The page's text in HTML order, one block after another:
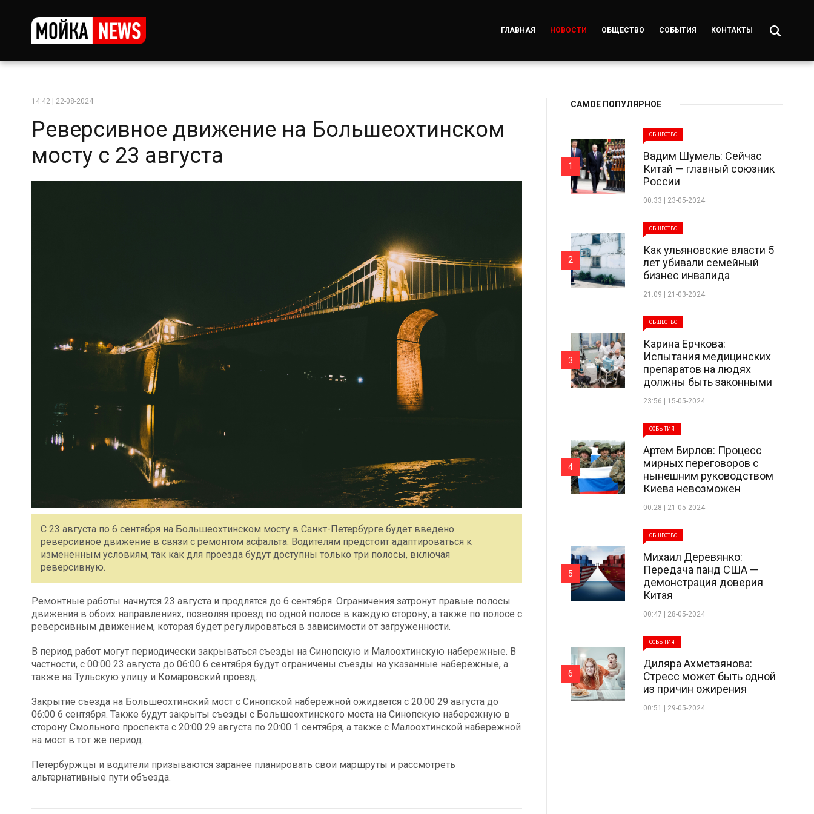
ГЛАВНАЯ НОВОСТИ ОБЩЕСТВО СОБЫТИЯ КОНТАКТЫ
14:42 | 22-08-2024
Реверсивное движение на Большеохтинском
мосту с 23 августа
С 23 августа по 6 сентября на Большеохтинском мосту в Санкт-Петербурге будет введено
реверсивное движение в связи с ремонтом асфальта. Водителям предстоит адаптироваться к
измененным условиям, так как для проезда будут доступны только три полосы, включая
реверсивную.
Ремонтные работы начнутся 23 августа и продлятся до 6 сентября. Ограничения затронут правые полосы
движения в обоих направлениях, позволяя проезд по одной полосе в каждую сторону, а также по полосе с
реверсивным движением, которая будет регулироваться в зависимости от загруженности.
В период работ могут периодически закрываться съезды на Синопскую и Малоохтинскую набережные. В
частности, с 00:00 23 августа до 06:00 6 сентября будут ограничены съезды на указанные набережные, а
также на Тульскую улицу и Комаровский проезд.
Закрытие съезда на Большеохтинский мост с Синопской набережной ожидается с 20:00 29 августа до
06:00 6 сентября. Также будут закрыты съезды с Большеохтинского моста на Синопскую набережную в
сторону Смольного проспекта с 20:00 29 августа по 20:00 1 сентября, а также с Малоохтинской набережной
на мост в тот же период.
Петербуржцы и водители призываются заранее планировать свои маршруты и рассмотреть
альтернативные пути объезда.
САМОЕ ПОПУЛЯРНОЕ
ОБЩЕСТВО
Вадим Шумель: Сейчас
Китай — главный союзник
России
00:33 | 23-05-2024
1
ОБЩЕСТВО
Как ульяновские власти 5
лет убивали семейный
бизнес инвалида
21:09 | 21-03-2024
2
ОБЩЕСТВО
Карина Ерчкова:
Испытания медицинских
препаратов на людях
должны быть законными
23:56 | 15-05-2024
3
СОБЫТИЯ
Артем Бирлов: Процесс
мирных переговоров с
нынешним руководством
Киева невозможен
00:28 | 21-05-2024
4
ОБЩЕСТВО
Михаил Деревянко:
Передача панд США —
демонстрация доверия
Китая
00:47 | 28-05-2024
5
СОБЫТИЯ
Диляра Ахметзянова:
Стресс может быть одной
из причин ожирения
00:51 | 29-05-2024
6